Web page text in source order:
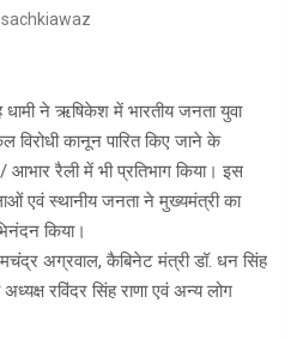
sachkiawaz
धामी ने ऋषिकेश में भारतीय जनता युवा
विरोधी कानून पारित किए जाने के
रैली में भी प्रतिभाग किया। इस
एवं स्थानीय जनता ने मुख्यमंत्री का
किया।
अग्रवाल, कैबिनेट मंत्री डॉ. धन सिंह
रविंदर सिंह राणा एवं अन्य लोग